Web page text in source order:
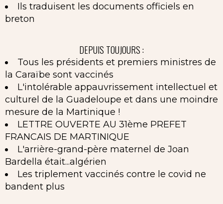
Ils traduisent les documents officiels en
breton
DEPUIS TOUJOURS :
Tous les présidents et premiers ministres de
la Caraïbe sont vaccinés
L'intolérable appauvrissement intellectuel et
culturel de la Guadeloupe et dans une moindre
mesure de la Martinique !
LETTRE OUVERTE AU 31ème PREFET
FRANCAIS DE MARTINIQUE
L'arrière-grand-père maternel de Joan
Bardella était...algérien
Les triplement vaccinés contre le covid ne
bandent plus